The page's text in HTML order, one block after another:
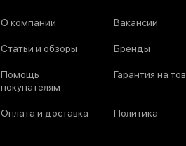
О компании Вакансии
Статьи и обзоры Бренды
Помощь
покупателям
Гарантия на
Оплата и доставка Политика